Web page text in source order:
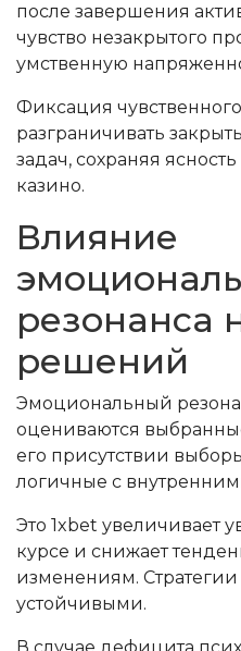
после завершения
чувство незакрытого
умственную
Фиксация
разграничивать
задач, сохраняя
казино.
Влияние
резонанса
решений
Эмоциональный
оцениваются
его присутствии
логичные с
Это 1xbet увеличивает
курсе и снижает
изменениям. Стратегии
устойчивыми.